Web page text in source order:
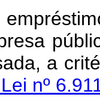
a
nº